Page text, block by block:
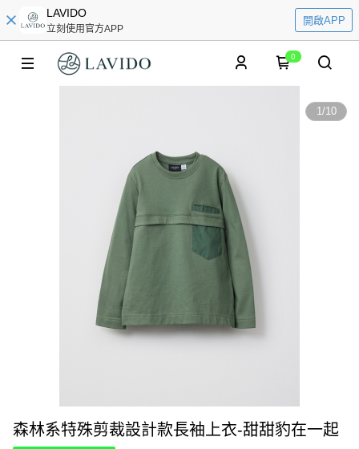
LAVIDO
立刻使用官方APP
開啟APP
0
1/10
森林系特殊剪裁設計款長袖上衣-甜甜豹在一起